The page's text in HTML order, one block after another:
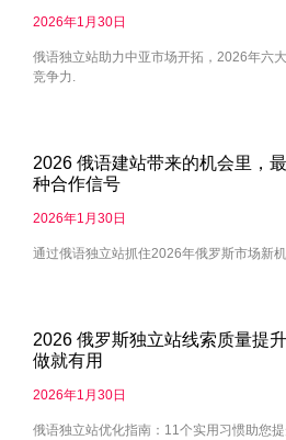
2026年1月30日
俄语独立站助力中亚市场开拓，2026年六
竞争力.
2026 俄语建站带来的机会里，
种合作信号
2026年1月30日
通过俄语独立站抓住2026年俄罗斯市场新
2026 俄罗斯独立站线索质量提
做就有用
2026年1月30日
俄语独立站优化指南：11个实用习惯助您